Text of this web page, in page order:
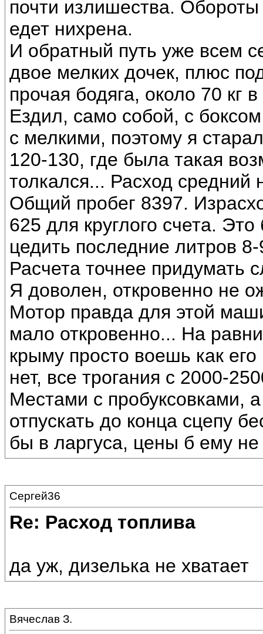
почти излишества.
едет нихрена.
И обратный путь уже всем
двое мелких дочек, плюс
прочая бодяга, около 70 кг
Ездил, само собой, с
с мелкими, поэтому я
120-130, где была такая
толкался... Расход средний
Общий пробег 8397.
625 для круглого счета.
цедить последние литров
Расчета точнее придумать
Я доволен, откровенно не
Мотор правда для этой
мало откровенно... На
крыму просто воешь как
нет, все трогания с 2000-
Местами с пробуксовками,
отпускать до конца сцепу
бы в ларгуса, цены б ему
Сергей36
Re: Расход топлива
да уж, дизелька не хватает
Вячеслав З.